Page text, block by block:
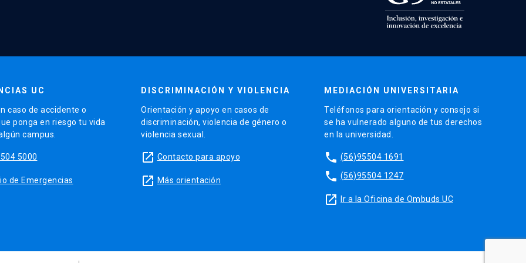
UC
caso de accidente o
ponga en riesgo tu vida
campus.
5000
de Emergencias
DISCRIMINACIÓN Y VIOLENCIA
Orientación y apoyo en casos de
discriminación, violencia de género o
violencia sexual.
launch Contacto para apoyo
launch Más orientación
MEDIACIÓN UNIVERSITARIA
Teléfonos para orientación y consejo si
se ha vulnerado alguno de tus derechos
en la universidad.
phone (56)95504 1691
phone (56)95504 1247
launch Ir a la Oficina de Ombuds UC